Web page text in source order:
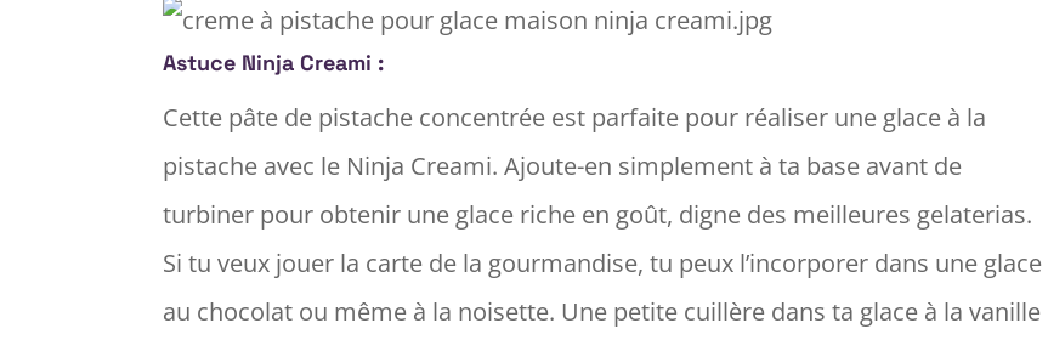
Astuce Ninja Creami :
Cette pâte de pistache concentrée est parfaite pour réaliser une glace à la
pistache avec le Ninja Creami. Ajoute-en simplement à ta base avant de
turbiner pour obtenir une glace riche en goût, digne des meilleures gelaterias.
Si tu veux jouer la carte de la gourmandise, tu peux l’incorporer dans une glace
au chocolat ou même à la noisette. Une petite cuillère dans ta glace à la vanille